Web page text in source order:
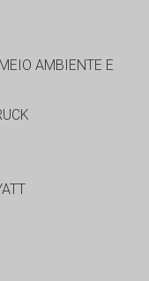
AMBIENTE E